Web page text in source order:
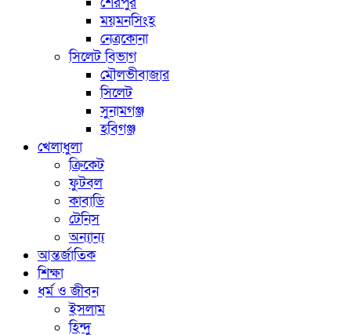
ময়মনসিংহ
নেত্রকোনা
সিলেট বিভাগ
মৌলভীবাজার
সিলেট
সুনামগঞ্জ
হবিগঞ্জ
খেলাধুলা
ক্রিকেট
ফুটবল
কাবাডি
টেনিস
অন্যান্য
আন্তর্জাতিক
শিক্ষা
ধর্ম ও জীবন
ইসলাম
হিন্দু